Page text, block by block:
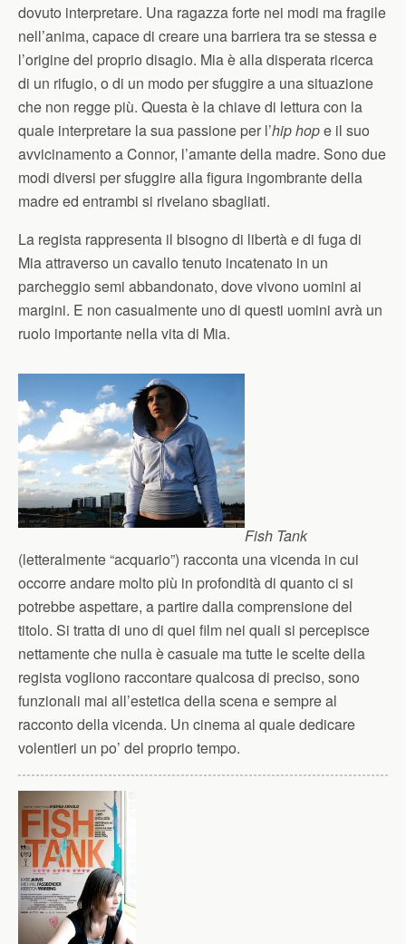
dovuto interpretare. Una ragazza forte nei modi ma fragile
nell’anima, capace di creare una barriera tra se stessa e
l’origine del proprio disagio. Mia è alla disperata ricerca
di un rifugio, o di un modo per sfuggire a una situazione
che non regge più. Questa è la chiave di lettura con la
quale interpretare la sua passione per l’hip hope il suo
avvicinamento a Connor, l’amante della madre. Sono due
modi diversi per sfuggire alla figura ingombrante della
madre ed entrambi si rivelano sbagliati.
La regista rappresenta il bisogno di libertà e di fuga di
Mia attraverso un cavallo tenuto incatenato in un
parcheggio semi abbandonato, dove vivono uomini ai
margini. E non casualmente uno di questi uomini avrà un
ruolo importante nella vita di Mia.
Fish Tank
(letteralmente “acquario”) racconta una vicenda in cui
occorre andare molto più in profondità di quanto ci si
potrebbe aspettare, a partire dalla comprensione del
titolo. Si tratta di uno di quei film nei quali si percepisce
nettamente che nulla è casuale ma tutte le scelte della
regista vogliono raccontare qualcosa di preciso, sono
funzionali mai all’estetica della scena e sempre al
racconto della vicenda. Un cinema al quale dedicare
volentieri un po’ del proprio tempo.